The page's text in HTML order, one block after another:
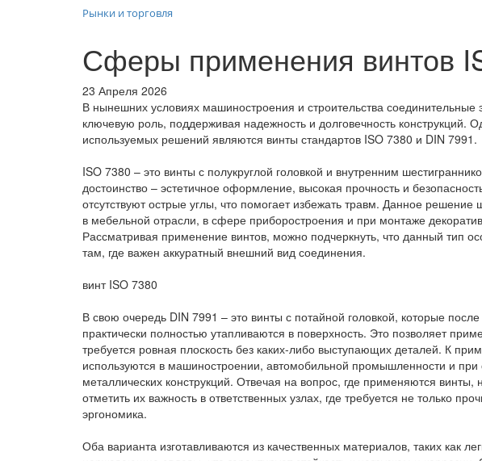
Рынки и торговля
Сферы применения винтов
23 Апреля 2026
В нынешних условиях машиностроения и строительства соединительные
ключевую роль, поддерживая надежность и долговечность конструкций.
используемых решений являются винты стандартов ISO 7380 и DIN 7991.
ISO 7380 – это винты с полукруглой головкой и внутренним
достоинство – эстетичное оформление, высокая прочность и
отсутствуют острые углы, что помогает избежать травм. Данное решение
в мебельной отрасли, в сфере приборостроения и при монтаже
Рассматривая применение винтов, можно подчеркнуть, что данный тип
там, где важен аккуратный внешний вид соединения.
винт ISO 7380
В свою очередь DIN 7991 – это винты с потайной головкой, которые после
практически полностью утапливаются в поверхность. Это позволяет
требуется ровная плоскость без каких-либо выступающих деталей. К
используются в машиностроении, автомобильной промышленности и при
металлических конструкций. Отвечая на вопрос, где применяются винты,
отметить их важность в ответственных узлах, где требуется не только
эргономика.
Оба варианта изготавливаются из качественных материалов, таких как